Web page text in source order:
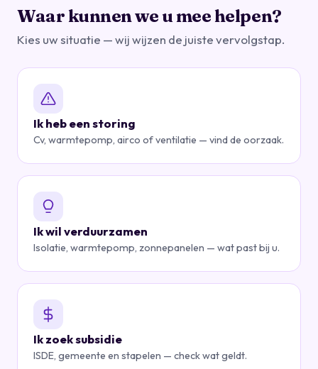
Waar kunnen we u mee helpen?
Kies uw situatie — wij wijzen de juiste vervolgstap.
Ik heb een storing
Cv, warmtepomp, airco of ventilatie — vind de oorzaak.
Ik wil verduurzamen
Isolatie, warmtepomp, zonnepanelen — wat past bij u.
Ik zoek subsidie
ISDE, gemeente en stapelen — check wat geldt.